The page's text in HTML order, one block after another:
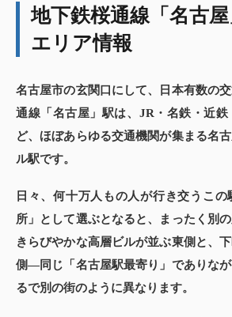
地下鉄桜通線「名古
エリア情報
名古屋市の玄関口にして、日本有数の
通線「名古屋」駅は、JR・名鉄・近
ど、ほぼあらゆる交通機関が集まる名
ル駅です。
日々、何十万人もの人が行き交うこ
所」として選ぶとなると、まったく別の
きらびやかな高層ビルが並ぶ東側と、
側—同じ「名古屋駅最寄り」でありな
るで別の街のように異なります。